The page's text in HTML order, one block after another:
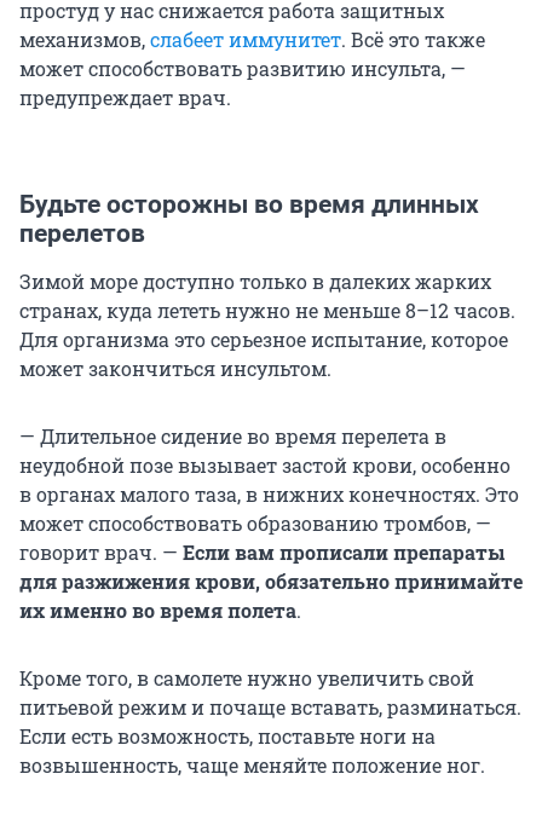
простуд у нас снижается работа защитных
механизмов,слабеет иммунитет. Всё это также
может способствовать развитию инсульта, —
предупреждает врач.
Будьте осторожны во время длинных
перелетов
Зимой море доступно только в далеких жарких
странах, куда лететь нужно не меньше 8–12 часов.
Для организма это серьезное испытание, которое
может закончиться инсультом.
— Длительное сидение во время перелета в
неудобной позе вызывает застой крови, особенно
в органах малого таза, в нижних конечностях. Это
может способствовать образованию тромбов, —
говорит врач. — Если вам прописали препараты
для разжижения крови, обязательно принимайте
их именно во время полета.
Кроме того, в самолете нужно увеличить свой
питьевой режим и почаще вставать, разминаться.
Если есть возможность, поставьте ноги на
возвышенность, чаще меняйте положение ног.